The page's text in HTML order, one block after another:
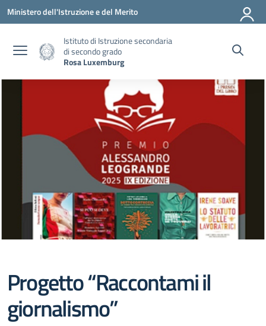
Vai ai contenuti
Vai al menu di navigazione
Vai al footer
Ministero dell'Istruzione e del Merito
Istituto di Istruzione secondaria
di secondo grado
Rosa Luxemburg
Progetto “Raccontami il
giornalismo”